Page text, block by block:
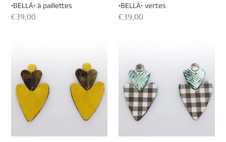
•BELLÄ• à paillettes
Prix
€39,00
•BELLÄ• vertes
Prix
€39,00
cuir
•BELLÄ•
moutardes
cuir
•BELLÄ•
motifs